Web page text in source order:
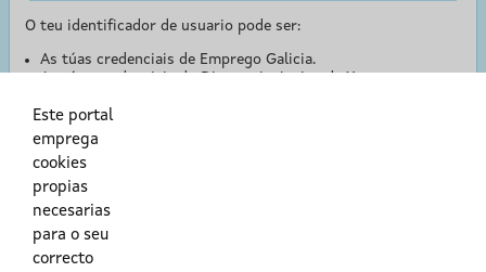
O teu identificador de usuario pode ser:
As túas credenciais de Emprego Galicia.
O teu DNI ou o teu NIE.
Este portal
emprega
cookies
propias
necesarias
para o seu
correcto